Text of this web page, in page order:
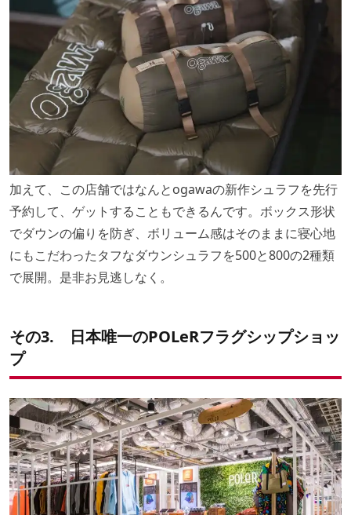
加えて、この店舗ではなんとogawaの新作シュラフを先行
予約して、ゲットすることもできるんです。ボックス形状
でダウンの偏りを防ぎ、ボリューム感はそのままに寝心地
にもこだわったタフなダウンシュラフを500と800の2種類
で展開。是非お見逃しなく。
その3. 日本唯一のPOLeRフラグシップショッ
プ